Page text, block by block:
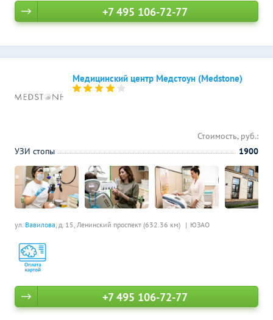
+7 495 106-72-77
Медицинский центр Медстоун (Medstone)
ул. Вавилова, д. 15, Ленинский проспект (632.36 км) ЮЗАО
Стоимость, руб.:
УЗИ стопы
1900
+7 495 106-72-77